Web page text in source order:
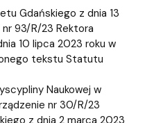
Gdańskiego z dnia 13
93/R/23 Rektora
10 lipca 2023 roku w
tekstu Statutu
Naukowej w
nr 30/R/23